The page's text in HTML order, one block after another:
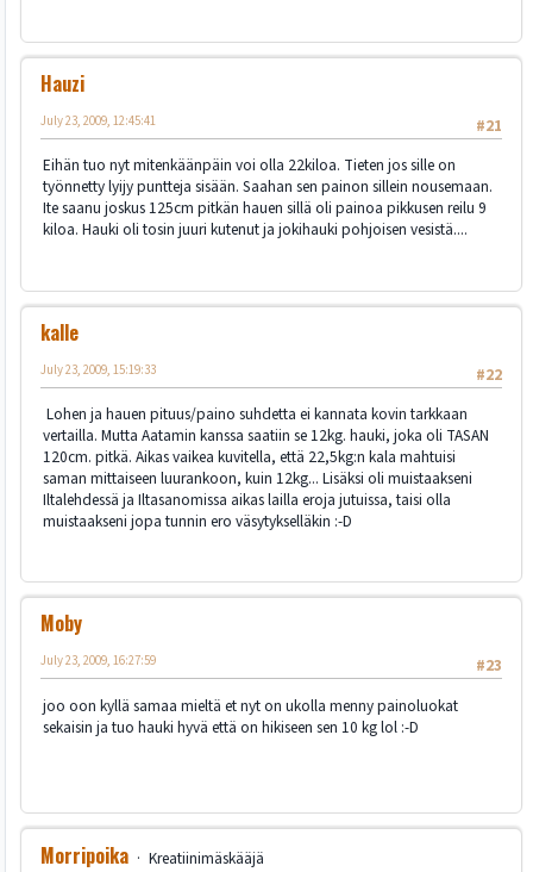
Hauzi
#21
July 23, 2009, 12:45:41
Eihän tuo nyt mitenkäänpäin voi olla 22kiloa. Tieten jos sille on
työnnetty lyijy puntteja sisään. Saahan sen painon sillein nousemaan.
Ite saanu joskus 125cm pitkän hauen sillä oli painoa pikkusen reilu 9
kiloa. Hauki oli tosin juuri kutenut ja jokihauki pohjoisen vesistä....
kalle
#22
July 23, 2009, 15:19:33
Lohen ja hauen pituus/paino suhdetta ei kannata kovin tarkkaan
vertailla. Mutta Aatamin kanssa saatiin se 12kg. hauki, joka oli TASAN
120cm. pitkä. Aikas vaikea kuvitella, että 22,5kg:n kala mahtuisi
saman mittaiseen luurankoon, kuin 12kg... Lisäksi oli muistaakseni
Iltalehdessä ja Iltasanomissa aikas lailla eroja jutuissa, taisi olla
muistaakseni jopa tunnin ero väsytykselläkin :-D
Moby
#23
July 23, 2009, 16:27:59
joo oon kyllä samaa mieltä et nyt on ukolla menny painoluokat
sekaisin ja tuo hauki hyvä että on hikiseen sen 10 kg lol :-D
Morripoika
Kreatiinimäskääjä